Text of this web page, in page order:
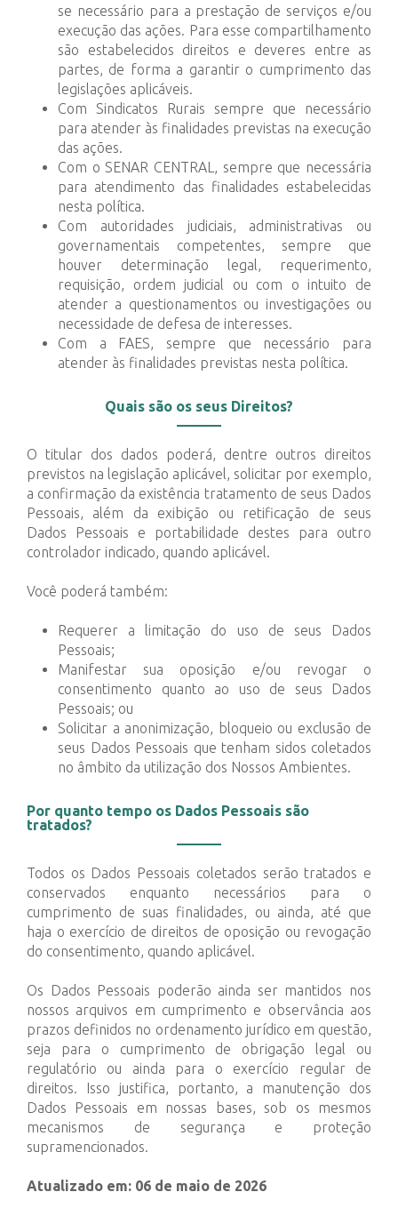
se necessário para a prestação de serviços e/ou
execução das ações. Para esse compartilhamento
são estabelecidos direitos e deveres entre as
partes, de forma a garantir o cumprimento das
legislações aplicáveis.
Com Sindicatos Rurais sempre que necessário
para atender às finalidades previstas na execução
das ações.
Com o SENAR CENTRAL, sempre que necessária
para atendimento das finalidades estabelecidas
nesta política.
Com autoridades judiciais, administrativas ou
governamentais competentes, sempre que
houver determinação legal, requerimento,
requisição, ordem judicial ou com o intuito de
atender a questionamentos ou investigações ou
necessidade de defesa de interesses.
Com a FAES, sempre que necessário para
atender às finalidades previstas nesta política.
Quais são os seus Direitos?
O titular dos dados poderá, dentre outros direitos
previstos na legislação aplicável, solicitar por exemplo,
a confirmação da existência tratamento de seus Dados
Pessoais, além da exibição ou retificação de seus
Dados Pessoais e portabilidade destes para outro
controlador indicado, quando aplicável.
Você poderá também:
Requerer a limitação do uso de seus Dados
Pessoais;
Manifestar sua oposição e/ou revogar o
consentimento quanto ao uso de seus Dados
Pessoais; ou
Solicitar a anonimização, bloqueio ou exclusão de
seus Dados Pessoais que tenham sidos coletados
no âmbito da utilização dos Nossos Ambientes.
Por quanto tempo os Dados Pessoais são
tratados?
Todos os Dados Pessoais coletados serão tratados e
conservados enquanto necessários para o
cumprimento de suas finalidades, ou ainda, até que
haja o exercício de direitos de oposição ou revogação
do consentimento, quando aplicável.
Os Dados Pessoais poderão ainda ser mantidos nos
nossos arquivos em cumprimento e observância aos
prazos definidos no ordenamento jurídico em questão,
seja para o cumprimento de obrigação legal ou
regulatório ou ainda para o exercício regular de
direitos. Isso justifica, portanto, a manutenção dos
Dados Pessoais em nossas bases, sob os mesmos
mecanismos de segurança e proteção
supramencionados.
Atualizado em: 06 de maio de 2026